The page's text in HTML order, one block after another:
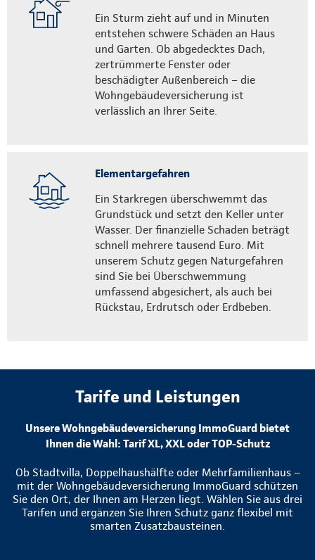
Ein Sturm zieht auf und in Minuten
entstehen schwere Schäden an Haus
und Garten. Ob abgedecktes Dach,
zertrümmerte Fenster oder
beschädigter Außenbereich – die
Wohngebäudeversicherung ist
verlässlich an Ihrer Seite.
Elementargefahren
Ein Starkregen überschwemmt das
Grundstück und setzt den Keller unter
Wasser. Der finanzielle Schaden beträgt
schnell mehrere tausend Euro. Mit
unserem Schutz gegen Naturgefahren
sind Sie bei Überschwemmung
umfassend abgesichert, als auch bei
Rückstau, Erdrutsch oder Erdbeben.
Tarife und Leistungen
Unsere Wohngebäudeversicherung ImmoGuard bietet
Ihnen die Wahl: Tarif XL, XXL oder TOP-Schutz
Ob Stadtvilla, Doppelhaushälfte oder Mehrfamilienhaus –
mit der Wohngebäudeversicherung ImmoGuard schützen
Sie den Ort, der Ihnen am Herzen liegt. Wählen Sie aus drei
Tarifen und ergänzen Sie Ihren Schutz ganz flexibel mit
smarten Zusatzbausteinen.